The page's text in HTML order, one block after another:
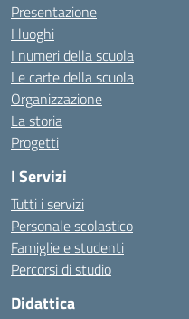
Presentazione
I luoghi
I numeri della scuola
Le carte della scuola
Organizzazione
La storia
Progetti
I Servizi
Tutti i servizi
Personale scolastico
Famiglie e studenti
Percorsi di studio
Didattica